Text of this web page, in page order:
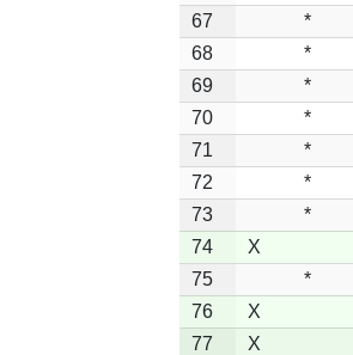
67
*
68
*
69
*
70
*
71
*
72
*
73
*
74
X
75
*
76
X
77
X